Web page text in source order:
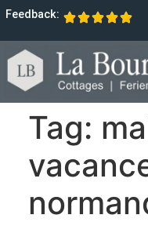
Feedback:
Tag: